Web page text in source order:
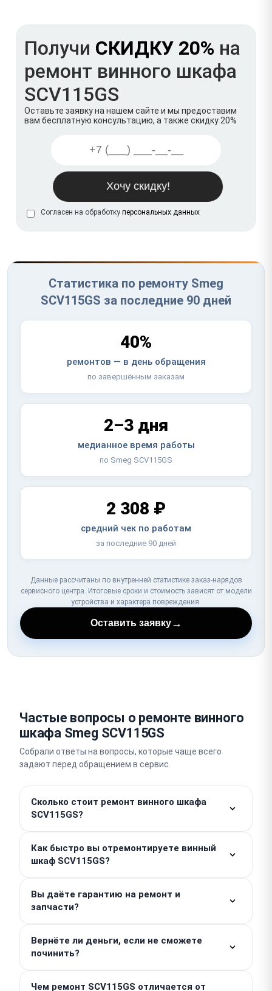
Получи СКИДКУ 20% на
ремонт винного шкафа
SCV115GS
Оставьте заявку на нашем сайте и мы предоставим
вам бесплатную консультацию, а также скидку 20%
Согласен на обработку персональных данных
Статистика по ремонту Smeg
SCV115GS за последние 90 дней
40%
ремонтов — в день обращения
по завершённым заказам
2–3 дня
медианное время работы
по Smeg SCV115GS
2 308 ₽
средний чек по работам
за последние 90 дней
Данные рассчитаны по внутренней статистике заказ-нарядов
сервисного центра. Итоговые сроки и стоимость зависят от модели
устройства и характера повреждения.
Оставить заявку→
Частые вопросы о ремонте винного
шкафа Smeg SCV115GS
Собрали ответы на вопросы, которые чаще всего
задают перед обращением в сервис.
Сколько стоит ремонт винного шкафа
SCV115GS?
Финальная цена зависит от конкретной поломки и
необходимых запчастей, которые рассчитываются
отдельно. Точную сумму мастер назовет после
проведения бесплатной диагностики. Скрытые
доплаты исключены.
Как быстро вы отремонтируете винный
шкаф SCV115GS?
обращения, зачастую за 1–2 часа. Срок
проведения сложного ремонта составляет 2–3
дня. Мы всегда стараемся вернуть вашу технику в
строй максимально оперативно.
Вы даёте гарантию на ремонт и
запчасти?
выполненные работы и установленные
компоненты. Чтобы воспользоваться ею,
достаточно предъявить заказ-наряд или чек. Все
условия документально подтверждаются при
Вернёте ли деньги, если не сможете
починить?
Чем ремонт SCV115GS отличается от